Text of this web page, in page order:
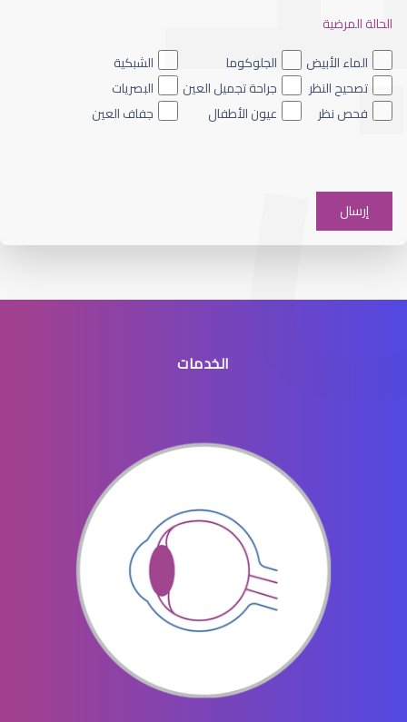
طبيب عيون الرياض
افضل طبيب عيون جنوب الرياض
افضل دكتور عيون في النسيم
طبيب عيون اطفال
الحالة المرضية
الماء الأبيض
الجلوكوما
الشبكية
تصحيح النظر
جراحة تجميل العين
البصريات
فحص نظر
عيون الأطفال جفاف العين
الخدمات